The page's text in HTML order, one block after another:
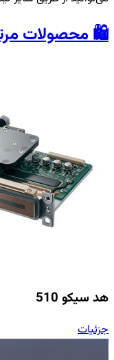
🛍️ محصولات
هد سیکو 510
جزئیات